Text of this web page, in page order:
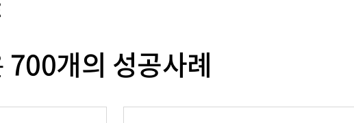
700개의 성공사례